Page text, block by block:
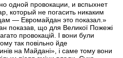
одной провокации, и вспыхнет
который не погасить никаким
— Евромайдан это показал.»
показав, що для Великої Пожежі
провокацій. І вони були
так повільно йде
на Майдані», і саме тому вони